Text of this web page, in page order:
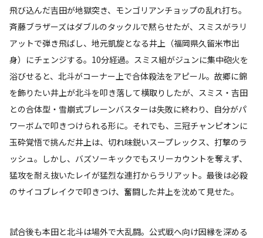
飛び込んだ吉田が地獄突き、モンゴリアンチョップの乱れ打ち。
斉藤ブラザーズはダブルのタックルで黙らせたが、スミスがラリ
アットで弾き飛ばし、地元凱旋となる井上（福岡県久留米市出
身）にチェンジする。10分経過。スミス組がジュンに集中砲火を
浴びせると、北斗がコーナー上で合体殺法をアピール。故郷に錦
を飾りたい井上が北斗を叩き落して横取りしたが、スミス・吉田
との合体型・雪崩式ブレーンバスターは失敗に終わり、自分がパ
ワーボムで叩きつけられる形に。それでも、三冠チャンピオンに
玉砕覚悟で挑んだ井上は、切れ味鋭いスープレックス、打撃のラ
ッシュ。しかし、バズソーキックでもスリーカウントを奪えず、
猛攻を耐え抜いたレイが猛烈な連打からラリアット。最後は必殺
のサイコブレイクで叩きつけ、奮闘した井上を沈めて見せた。
試合後も本田と北斗は場外で大乱闘。公式戦へ向け因縁を深める